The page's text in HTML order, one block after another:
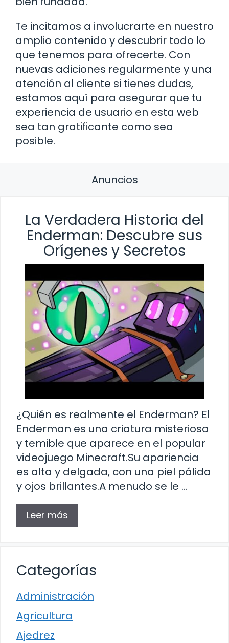
Te incitamos a involucrarte en nuestro
amplio contenido y descubrir todo lo
que tenemos para ofrecerte. Con
nuevas adiciones regularmente y una
atención al cliente si tienes dudas,
estamos aquí para asegurar que tu
experiencia de usuario en esta web
sea tan gratificante como sea
posible.
Anuncios
La Verdadera Historia del
Enderman: Descubre sus
Orígenes y Secretos
¿Quién es realmente el Enderman? El
Enderman es una criatura misteriosa
y temible que aparece en el popular
videojuego Minecraft.Su apariencia
es alta y delgada, con una piel pálida
y ojos brillantes.A menudo se le …
Leer más
Categorías
Administración
Agricultura
Ajedrez